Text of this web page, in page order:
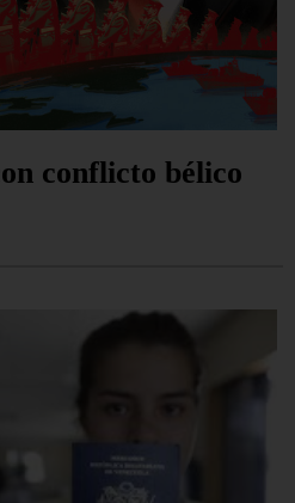
conflicto bélico